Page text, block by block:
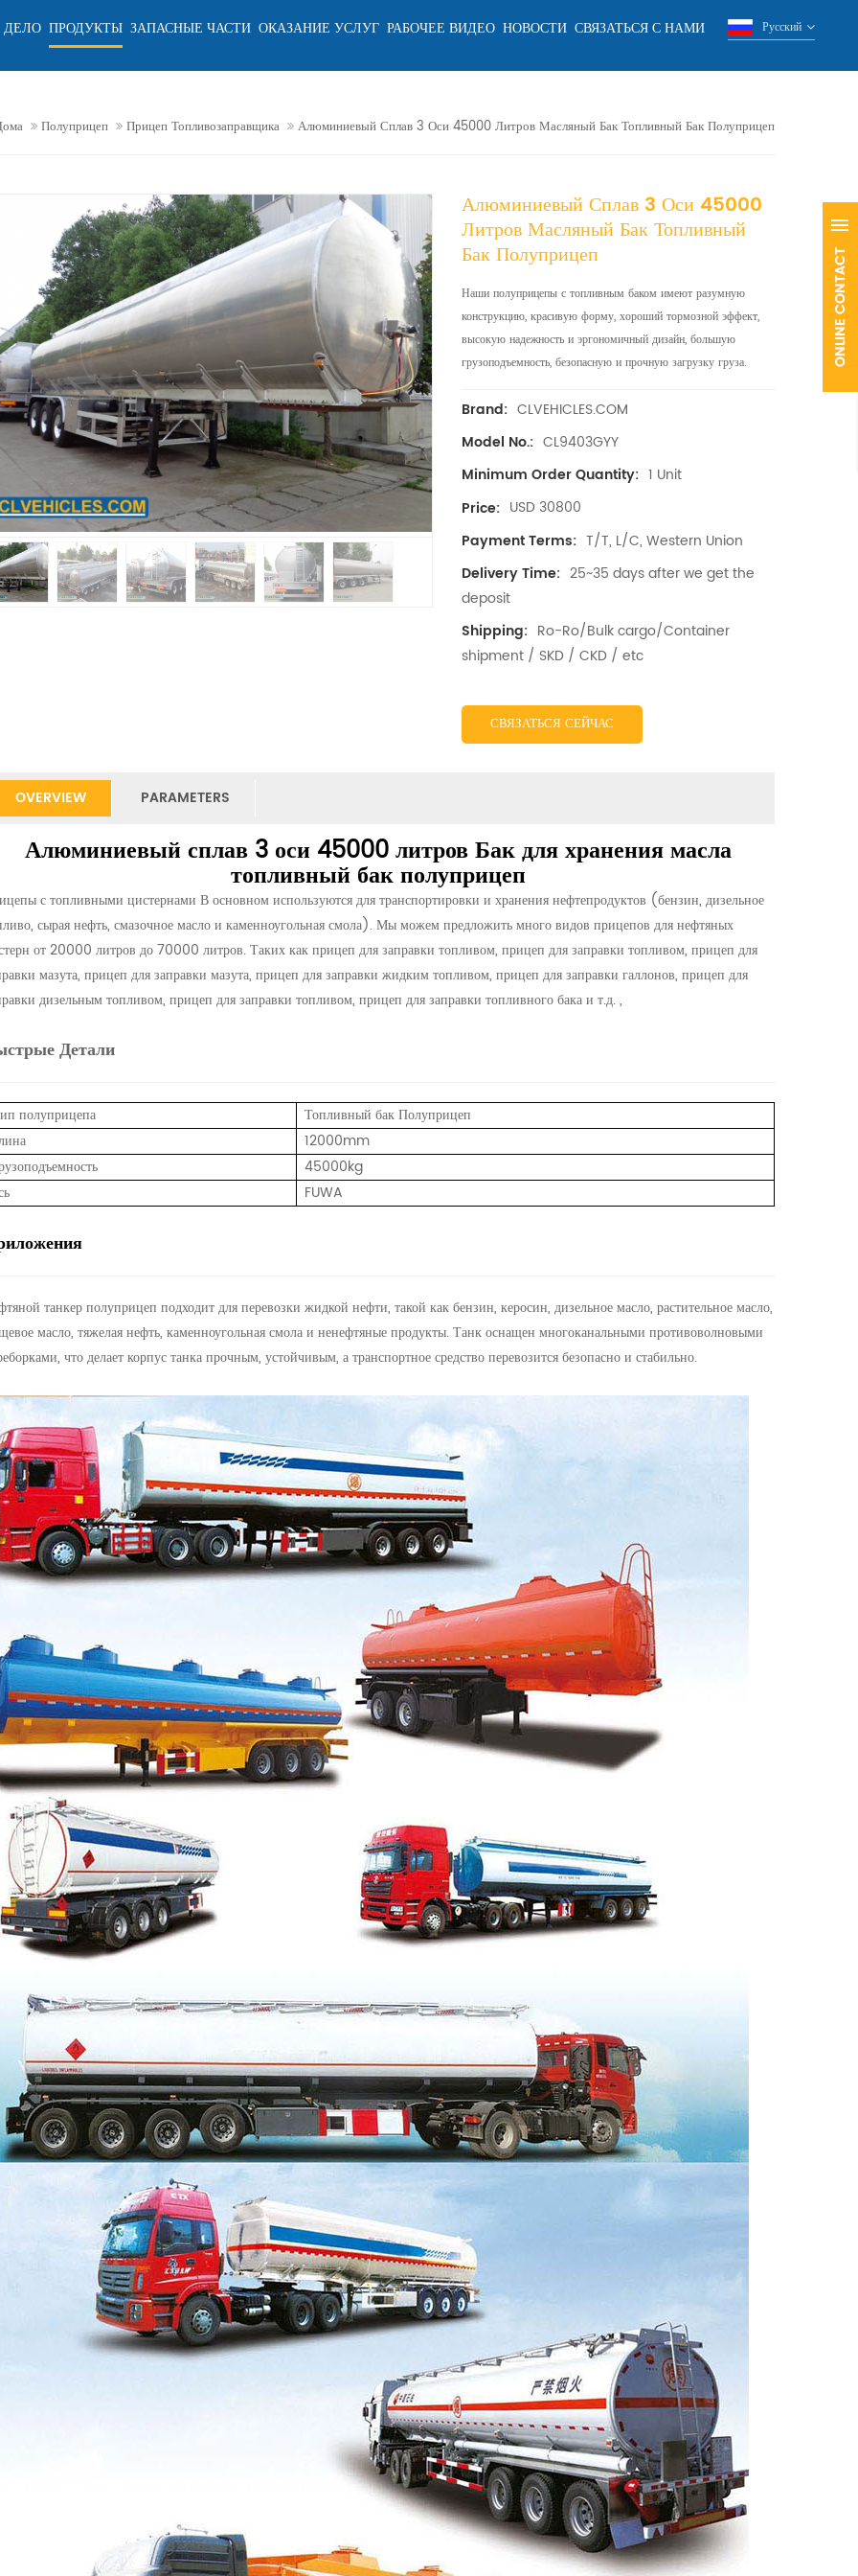
ПРОДУКТЫ ЗАПАСНЫЕ ЧАСТИ ОКАЗАНИЕ УСЛУГ РАБОЧЕЕ ВИДЕО НОВОСТИ СВЯЗАТЬСЯ С НАМИ Русский
Полуприцеп Прицеп Топливозаправщика Алюминиевый Сплав 3 Оси 45000 Литров Масляный Бак Топливный Бак Полуприцеп
Алюминиевый Сплав 3 Оси 45000
Литров Масляный Бак Топливный
Бак Полуприцеп
Наши полуприцепы с топливным баком имеют разумную
конструкцию, красивую форму, хороший тормозной эффект,
высокую надежность и эргономичный дизайн, большую
грузоподъемность, безопасную и прочную загрузку груза.
Brand: CLVEHICLES.COM
Model No.: CL9403GYY
Minimum Order Quantity: 1 Unit
Price: USD 30800
Payment Terms: T/T, L/C, Western Union
Delivery Time: 25~35 days after we get the
deposit
Shipping: Ro-Ro/Bulk cargo/Container
shipment / SKD / CKD / etc
СВЯЗАТЬСЯ СЕЙЧАС
OVERVIEW PARAMETERS
Алюминиевый сплав 3 оси 45000 литров Бак для хранения масла
топливный бак полуприцеп
с топливными цистернами В основном используются для транспортировки и хранения нефтепродуктов (бензин, дизельное
сырая нефть, смазочное масло и каменноугольная смола). Мы можем предложить много видов прицепов для нефтяных
от 20000 литров до 70000 литров. Таких как прицеп для заправки топливом, прицеп для заправки топливом, прицеп для
мазута, прицеп для заправки мазута, прицеп для заправки жидким топливом, прицеп для заправки галлонов, прицеп для
дизельным топливом, прицеп для заправки топливом, прицеп для заправки топливного бака и т.д. ,
Детали
полуприцепа
Топливный бак Полуприцеп
12000mm
45000kg
FUWA
танкер полуприцеп подходит для перевозки жидкой нефти, такой как бензин, керосин, дизельное масло, растительное масло,
масло, тяжелая нефть, каменноугольная смола и ненефтяные продукты. Танк оснащен многоканальными противоволновыми
что делает корпус танка прочным, устойчивым, а транспортное средство перевозится безопасно и стабильно.